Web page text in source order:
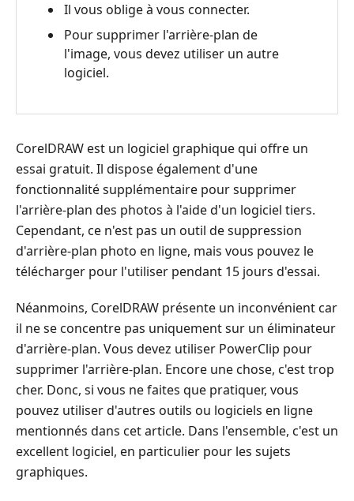
Il vous oblige à vous connecter.
Pour supprimer l'arrière-plan de
l'image, vous devez utiliser un autre
logiciel.
CorelDRAW est un logiciel graphique qui offre un
essai gratuit. Il dispose également d'une
fonctionnalité supplémentaire pour supprimer
l'arrière-plan des photos à l'aide d'un logiciel tiers.
Cependant, ce n'est pas un outil de suppression
d'arrière-plan photo en ligne, mais vous pouvez le
télécharger pour l'utiliser pendant 15 jours d'essai.
Néanmoins, CorelDRAW présente un inconvénient car
il ne se concentre pas uniquement sur un éliminateur
d'arrière-plan. Vous devez utiliser PowerClip pour
supprimer l'arrière-plan. Encore une chose, c'est trop
cher. Donc, si vous ne faites que pratiquer, vous
pouvez utiliser d'autres outils ou logiciels en ligne
mentionnés dans cet article. Dans l'ensemble, c'est un
excellent logiciel, en particulier pour les sujets
graphiques.